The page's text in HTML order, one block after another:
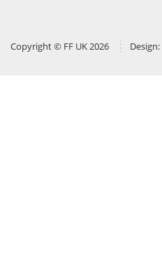
Copyright © FF UK 2026 Design: